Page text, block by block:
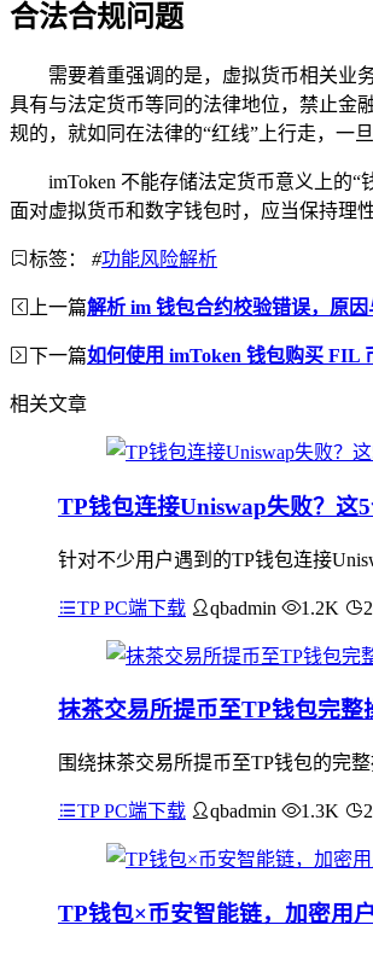
合法合规问题
需要着重强调的是，虚拟货币相关业
具有与法定货币等同的法律地位，禁止金
规的，就如同在法律的“红线”上行走，一
imToken 不能存储法定货币意义上的
面对虚拟货币和数字钱包时，应当保持理
标签： #功能风险解析
上一篇解析 im 钱包合约校验错误，原
下一篇如何使用 imToken 钱包购买 FIL
相关文章
TP钱包连接Uniswap失败？这
针对不少用户遇到的TP钱包连接
TP PC端下载 qbadmin 1.2K
抹茶交易所提币至TP钱包完
围绕抹茶交易所提币至TP钱包的完
TP PC端下载 qbadmin 1.3K
TP钱包×币安智能链，加密用